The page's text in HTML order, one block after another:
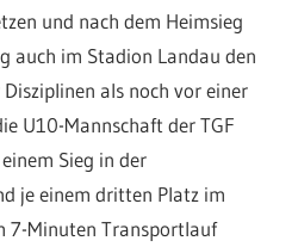
und nach dem Heimsieg
auch im Stadion Landau den
als noch vor einer
U10-Mannschaft der TGF
Sieg in der
je einem dritten Platz im
7-Minuten Transportlauf